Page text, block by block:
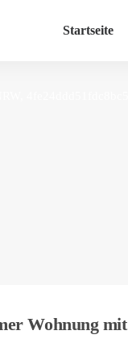
Startseite
Wohnung